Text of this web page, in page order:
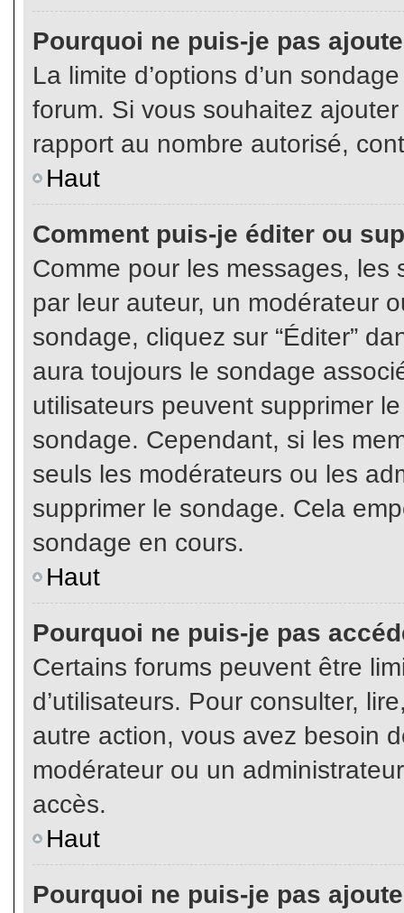
Pourquoi ne puis-je pas
La limite d’options d’un
forum. Si vous souhaitez
rapport au nombre autorisé,
Haut
Comment puis-je éditer ou
Comme pour les messages,
par leur auteur, un modérateur
sondage, cliquez sur “Éditer”
aura toujours le sondage
utilisateurs peuvent supprimer
sondage. Cependant, si les
seuls les modérateurs ou les
supprimer le sondage. Cela
sondage en cours.
Haut
Pourquoi ne puis-je pas
Certains forums peuvent être
d’utilisateurs. Pour consulter,
autre action, vous avez besoin
modérateur ou un
accès.
Haut
Pourquoi ne puis-je pas